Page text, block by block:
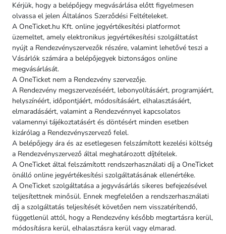
Kérjük, hogy a belépőjegy megvásárlása előtt figyelmesen
olvassa el jelen Általános Szerződési Feltételeket.
A OneTicket.hu Kft. online jegyértékesítési platformot
üzemeltet, amely elektronikus jegyértékesítési szolgáltatást
nyújt a Rendezvényszervezők részére, valamint lehetővé teszi a
Vásárlók számára a belépőjegyek biztonságos online
megvásárlását.
A OneTicket nem a Rendezvény szervezője.
A Rendezvény megszervezéséért, lebonyolításáért, programjáért,
helyszínéért, időpontjáért, módosításáért, elhalasztásáért,
elmaradásáért, valamint a Rendezvénnyel kapcsolatos
valamennyi tájékoztatásért és döntésért minden esetben
kizárólag a Rendezvényszervező felel.
A belépőjegy ára és az esetlegesen felszámított kezelési költség
a Rendezvényszervező által meghatározott díjtételek.
A OneTicket által felszámított rendszerhasználati díj a OneTicket
önálló online jegyértékesítési szolgáltatásának ellenértéke.
A OneTicket szolgáltatása a jegyvásárlás sikeres befejezésével
teljesítettnek minősül. Ennek megfelelően a rendszerhasználati
díj a szolgáltatás teljesítését követően nem visszatérítendő,
függetlenül attól, hogy a Rendezvény később megtartásra kerül,
módosításra kerül, elhalasztásra kerül vagy elmarad.